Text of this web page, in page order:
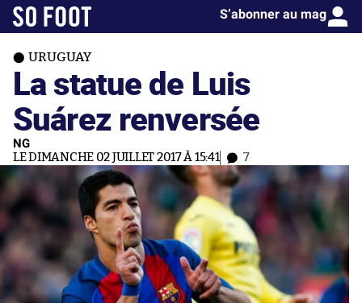
S’abonner au mag
URUGUAY
La statue de Luis
Suárez renversée
NG
LE DIMANCHE 02 JUILLET 2017 À 15:41 7